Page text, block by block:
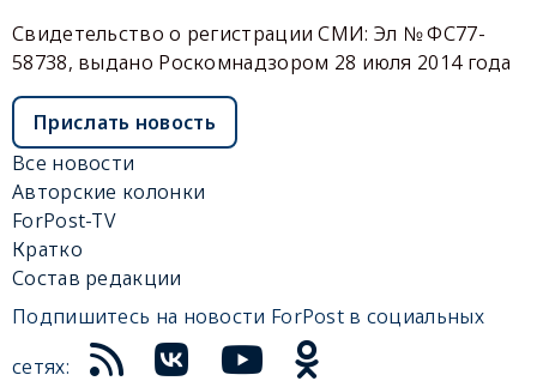
Свидетельство о регистрации СМИ: Эл № ФС77-
58738, выдано Роскомнадзором 28 июля 2014 года
Прислать новость
Все новости
Авторские колонки
ForPost-TV
Кратко
Состав редакции
Подпишитесь на новости ForPost в социальных
сетях: